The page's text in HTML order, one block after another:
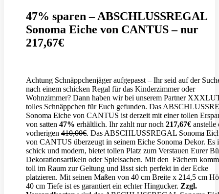
47% sparen – ABSCHLUSSREGAL
Sonoma Eiche von CANTUS – nur
217,67€
Achtung Schnäppchenjäger aufgepasst – Ihr seid auf der
nach einem schicken Regal für das Kinderzimmer oder
Wohnzimmer? Dann haben wir bei unserem Partner
tolles Schnäppchen für Euch gefunden. Das
Sonoma Eiche von CANTUS ist derzeit mit einer tollen
von satten 47% erhältlich. Ihr zahlt nur noch 217,67€ anstelle
vorherigen 410,00€. Das ABSCHLUSSREGAL Sonoma
von CANTUS überzeugt in seinem Eiche Sonoma Dekor. Es
schick und modern, bietet tollen Platz zum Verstauen Eurer
Dekorationsartikeln oder Spielsachen. Mit den Fächern
toll im Raum zur Geltung und lässt sich perfekt in der Ecke
platzieren. Mit seinen Maßen von 40 cm Breite x 214,5 cm
40 cm Tiefe ist es garantiert ein echter Hingucker. Zzgl.